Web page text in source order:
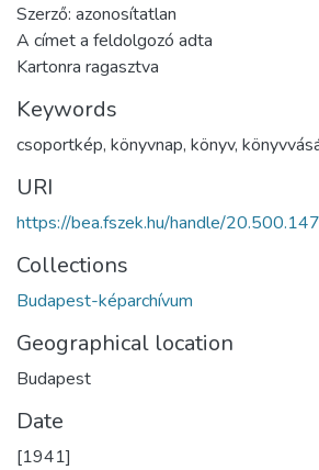
Szerző: azonosítatlan
A címet a feldolgozó adta
Kartonra ragasztva
Keywords
csoportkép, könyvnap, könyv,
URI
https://bea.fszek.hu/handle/
Collections
Budapest-képarchívum
Geographical location
Budapest
Date
[1941]